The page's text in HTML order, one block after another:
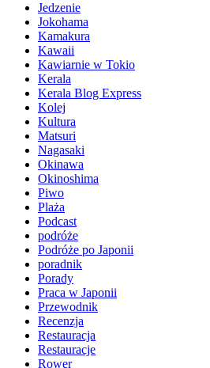
Jedzenie
Jokohama
Kamakura
Kawaii
Kawiarnie w Tokio
Kerala
Kerala Blog Express
Kolej
Kultura
Matsuri
Nagasaki
Okinawa
Okinoshima
Piwo
Plaża
Podcast
podróże
Podróże po Japonii
poradnik
Porady
Praca w Japonii
Przewodnik
Recenzja
Restauracja
Restauracje
Rower